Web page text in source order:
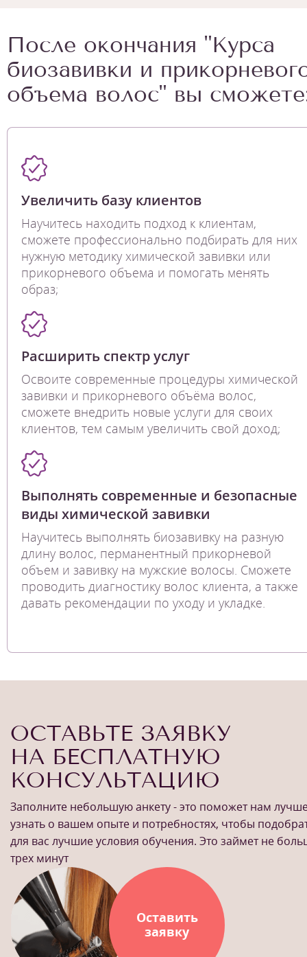
После окончания "Курса
биозавивки и
объема волос" вы
Увеличить базу клиентов
Научитесь находить подход к клиентам,
сможете профессионально подбирать для них
нужную методику химической завивки или
прикорневого объема и помогать менять
образ;
Расширить спектр услуг
Освоите современные процедуры химической
завивки и прикорневого объёма волос,
сможете внедрить новые услуги для своих
клиентов, тем самым увеличить свой доход;
Выполнять современные и безопасные
виды химической завивки
Научитесь выполнять биозавивку на разную
длину волос, перманентный прикорневой
объем и завивку на мужские волосы. Сможете
проводить диагностику волос клиента, а также
давать рекомендации по уходу и укладке.
ОСТАВЬТЕ ЗАЯВКУ
НА БЕСПЛАТНУЮ
КОНСУЛЬТАЦИЮ
Заполните небольшую анкету - это поможет нам
узнать о вашем опыте и потребностях, чтобы
для вас лучшие условия обучения. Это займет не
трех минут
Оставить
заявку